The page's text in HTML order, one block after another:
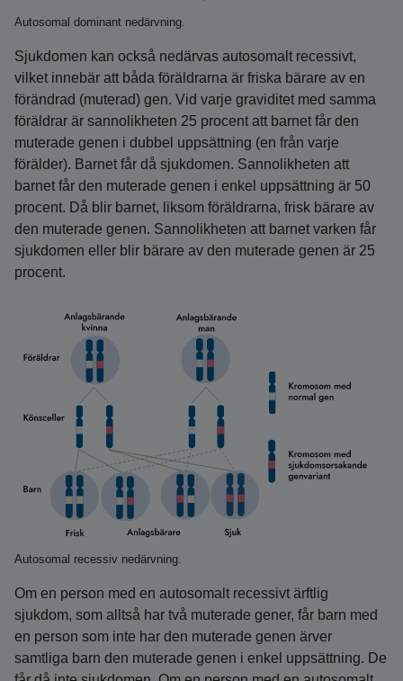
Autosomal dominant nedärvning.
Sjukdomen kan också nedärvas autosomalt recessivt,
vilket innebär att båda föräldrarna är friska bärare av en
förändrad (muterad) gen. Vid varje graviditet med samma
föräldrar är sannolikheten 25 procent att barnet får den
muterade genen i dubbel uppsättning (en från varje
förälder). Barnet får då sjukdomen. Sannolikheten att
barnet får den muterade genen i enkel uppsättning är 50
procent. Då blir barnet, liksom föräldrarna, frisk bärare av
den muterade genen. Sannolikheten att barnet varken får
sjukdomen eller blir bärare av den muterade genen är 25
procent.
Autosomal recessiv nedärvning.
Om en person med en autosomalt recessivt ärftlig
sjukdom, som alltså har två muterade gener, får barn med
en person som inte har den muterade genen ärver
samtliga barn den muterade genen i enkel uppsättning. De